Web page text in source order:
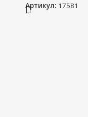
Артикул: 17581